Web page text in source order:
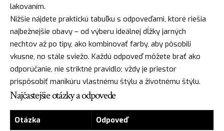
lakovaním.
Nižšie nájdete praktickú tabuľku s odpoveďami, ktoré riešia
najbežnejšie obavy – od výberu ideálnej dĺžky jarných
nechtov až po tipy, ako kombinovať farby, aby pôsobili
vkusne, no stále sviežo. Každú odpoveď môžete brať ako
odporúčanie, nie striktné pravidlo; vždy je priestor
prispôsobiť manikúru vlastnému štýlu a životnému štýlu.
Najčastejšie otázky a odpovede
Otázka
Odpoveď